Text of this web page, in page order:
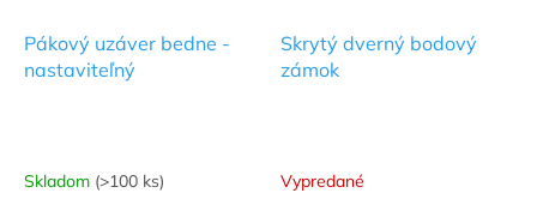
Pákový uzáver bedne -
nastaviteľný
Skladom (>100 ks)
Skrytý dverný bodový
zámok
Vypredané